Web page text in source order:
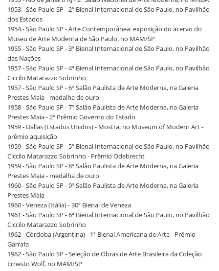
1953 - São Paulo SP - 2ª Bienal Internacional de São Paulo, no Pavilhão
dos Estados
1954 - São Paulo SP - Arte Contemporânea: exposição do acervo do
Museu de Arte Moderna de São Paulo, no MAM/SP
1955 - São Paulo SP - 3ª Bienal Internacional de São Paulo, no Pavilhão
das Nações
1957 - São Paulo SP - 4ª Bienal Internacional de São Paulo, no Pavilhão
Ciccilo Matarazzo Sobrinho
1957 - São Paulo SP - 6º Salão Paulista de Arte Moderna, na Galeria
Prestes Maia - medalha de ouro
1958 - São Paulo SP - 7º Salão Paulista de Arte Moderna, na Galeria
Prestes Maia - 2º Prêmio Governo do Estado
1959 - Dallas (Estados Unidos) - Mostra, no Museum of Modern Art -
prêmio aquisição
1959 - São Paulo SP - 5ª Bienal Internacional de São Paulo, no Pavilhão
Ciccilo Matarazzo Sobrinho - Prêmio Odebrecht
1959 - São Paulo SP - 8º Salão Paulista de Arte Moderna, na Galeria
Prestes Maia - medalha de ouro
1960 - São Paulo SP - 9º Salão Paulista de Arte Moderna, na Galeria
Prestes Maia
1960 - Veneza (Itália) - 30º Bienal de Veneza
1961 - São Paulo SP - 6ª Bienal Internacional de São Paulo, no Pavilhão
Ciccilo Matarazzo Sobrinho
1962 - Córdoba (Argentina) - 1ª Bienal Americana de Arte - Prêmio
Garrafa
1962 - São Paulo SP - Seleção de Obras de Arte Brasileira da Coleção
Ernesto Wolf, no MAM/SP